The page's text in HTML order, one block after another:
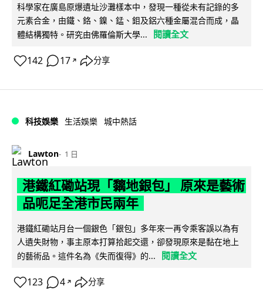
科學家在廣島原爆遺址沙灘樣本中，發現一種從未有記錄的多
元素合金，由鐵、鉻、鎳、錳、鉬及鋁六種金屬混合而成，晶
體結構獨特。研究由佛羅倫斯大學...
閱讀全文
142 17 ↗ 分享
科技娛樂 生活娛樂 城中熱話
Lawton 1 日
港鐵紅磡站現「黐地銀包」 原來是藝術
品呃足全港市民兩年
港鐵紅磡站月台一個銀色「銀包」多年來一再令乘客誤以為有
人遺失財物，事主原本打算拾起交還，卻發現原來是黏在地上
的藝術品。這件名為《失而復得》的...
閱讀全文
123 4 ↗ 分享